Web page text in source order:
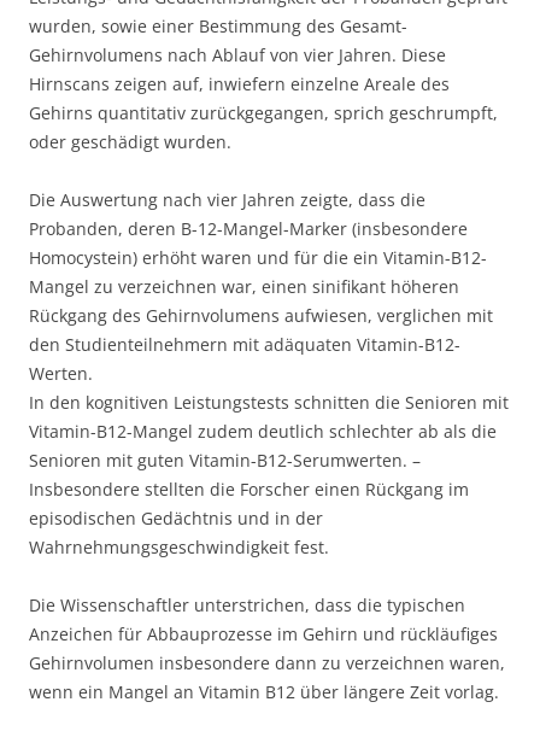
wurden, sowie einer Bestimmung des Gesamt-
Gehirnvolumens nach Ablauf von vier Jahren. Diese
Hirnscans zeigen auf, inwiefern einzelne Areale des
Gehirns quantitativ zurückgegangen, sprich geschrumpft,
oder geschädigt wurden.
Die Auswertung nach vier Jahren zeigte, dass die
Probanden, deren B-12-Mangel-Marker (insbesondere
Homocystein) erhöht waren und für die ein Vitamin-B12-
Mangel zu verzeichnen war, einen sinifikant höheren
Rückgang des Gehirnvolumens aufwiesen, verglichen mit
den Studienteilnehmern mit adäquaten Vitamin-B12-
Werten.
In den kognitiven Leistungstests schnitten die Senioren mit
Vitamin-B12-Mangel zudem deutlich schlechter ab als die
Senioren mit guten Vitamin-B12-Serumwerten. –
Insbesondere stellten die Forscher einen Rückgang im
episodischen Gedächtnis und in der
Wahrnehmungsgeschwindigkeit fest.
Die Wissenschaftler unterstrichen, dass die typischen
Anzeichen für Abbauprozesse im Gehirn und rückläufiges
Gehirnvolumen insbesondere dann zu verzeichnen waren,
wenn ein Mangel an Vitamin B12 über längere Zeit vorlag.